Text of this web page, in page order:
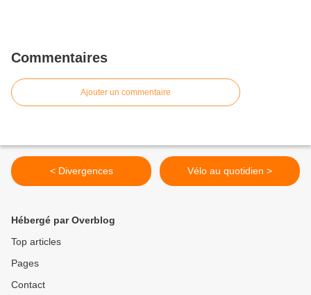
Commentaires
Ajouter un commentaire
< Divergences Vélo au quotidien >
Hébergé par Overblog
Top articles
Pages
Contact